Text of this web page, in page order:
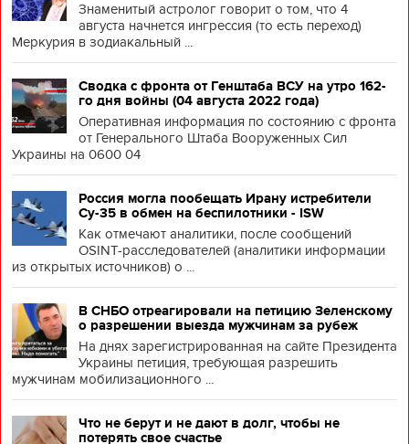
Знаменитый астролог говорит о том, что 4
августа начнется ингрессия (то есть переход)
Меркурия в зодиакальный ...
Сводка с фронта от Генштаба ВСУ на утро 162-
го дня войны (04 августа 2022 года)
Оперативная информация по состоянию с фронта
от Генерального Штаба Вооруженных Сил
Украины на 0600 04
Россия могла пообещать Ирану истребители
Су-35 в обмен на беспилотники - ISW
Как отмечают аналитики, после сообщений
OSINT-расследователей (аналитики информации
из открытых источников) о ...
В СНБО отреагировали на петицию Зеленскому
о разрешении выезда мужчинам за рубеж
На днях зарегистрированная на сайте Президента
Украины петиция, требующая разрешить
мужчинам мобилизационного ...
Что не берут и не дают в долг, чтобы не
потерять свое счастье